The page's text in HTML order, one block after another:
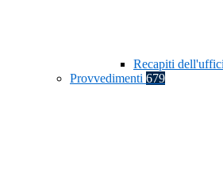
Recapiti
Provvedimenti 679